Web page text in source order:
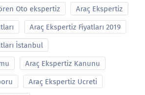
Oto ekspertiz Araç Ekspertiz
Araç Ekspertiz Fiyatları 2019
İstanbul
Araç Ekspertiz Kanunu
Araç Ekspertiz Ucreti